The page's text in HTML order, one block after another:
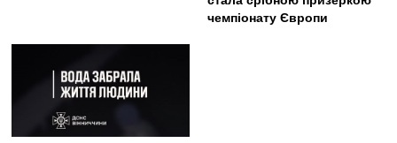
чемпіонату Європи